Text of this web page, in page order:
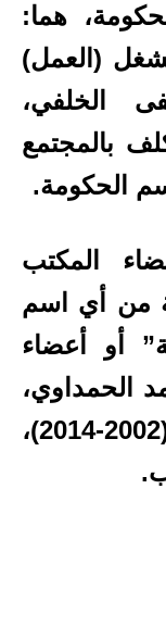
هما:
(العمل)
الخلفي،
بالمجتمع
الحكومة.
المكتب
من أي اسم
أو أعضاء
الحمداوي،
الذي ترأس الحركة لولايتين (2002-2014)،